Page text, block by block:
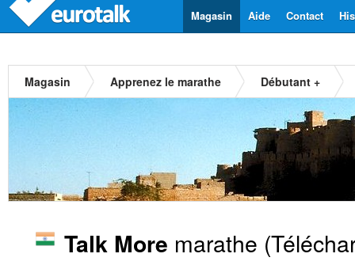
Contact
Aide
Magasin
Magasin Apprenez le marathe Débutant +
Talk More marathe